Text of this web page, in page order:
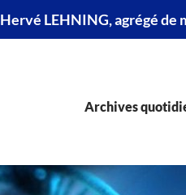
LEHNING, agrégé de
Archives